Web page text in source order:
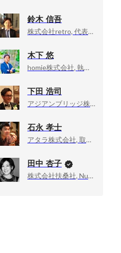
鈴木 信吾
株式会社retro, 代表取締役
木下 悠
homie株式会社, 執行役員／VP of Sales
下田 浩司
アジアンブリッジ株式会社, 取締役
石永 孝士
アタラ株式会社, 取締役COO
田中 杏子
株式会社扶桑社, Numéro TOKYO編集長